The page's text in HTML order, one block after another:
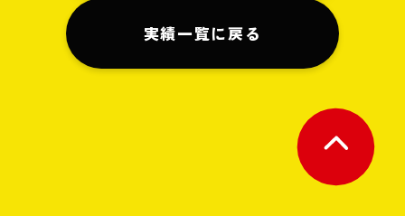
実績一覧に戻る